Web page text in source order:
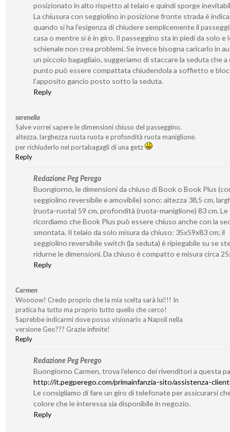
posizionato in alto rispetto al telaio e quindi sporge
La chiusura con seggiolino in posizione fronte strada è
quando si ha l’esigenza di chiudere semplicemente il
casa o mentre si è in giro. Il passeggino sta in piedi da solo e
schienale non crea problemi. Se invece bisogna caricarlo in
un piccolo bagagliaio, suggeriamo di staccare la seduta che a
punto può essere compattata chiudendola a soffietto e
l’apposito gancio posto sotto la seduta.
Reply
serenella
Salve vorrei sapere le dimensioni chiuso del passeggino.
altezza. larghezza ruota ruota e profondità ruota maniglione.
per richiuderlo nel portabagagli di una getz
Reply
Redazione Peg Perego
Buongiorno, le dimensioni da chiuso di Book o Book Plus
seggiolino reversibile e amovibile) sono: altezza 38,5 cm,
(ruota-ruota) 59 cm, profondità (ruota-maniglione) 83 cm. Le
ricordiamo che Book Plus può essere chiuso anche con la
smontata. Il telaio da solo misura da chiuso: 35x59x83 cm; il
seggiolino reversibile switch (la seduta) è ripiegabile su se
ridurne le dimensioni. Da chiuso è compatto e misura circa
Reply
Carmen
Woooow! Credo proprio che la mia scelta sarà lui!!! In
pratica ha tutto ma proprio tutto quello che cerco!
Saprebbe indicarmi dove posso visionarlo a Napoli nella
versione Geo??? Grazie infinite!
Reply
Redazione Peg Perego
Buongiorno Carmen, trova l’elenco dei rivenditori a questa
http://it.pegperego.com/primainfanzia-sito/assistenza-
Le consigliamo di fare un giro di telefonate per assicurarsi
colore che le interessa sia disponibile in negozio.
Reply